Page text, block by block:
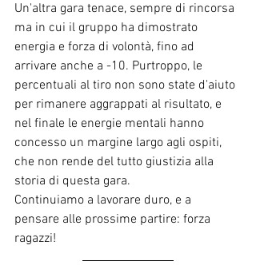
Un'altra gara tenace, sempre di rincorsa
ma in cui il gruppo ha dimostrato
energia e forza di volontà, fino ad
arrivare anche a -10. Purtroppo, le
percentuali al tiro non sono state d'aiuto
per rimanere aggrappati al risultato, e
nel finale le energie mentali hanno
concesso un margine largo agli ospiti,
che non rende del tutto giustizia alla
storia di questa gara.
Continuiamo a lavorare duro, e a
pensare alle prossime partire: forza
ragazzi!